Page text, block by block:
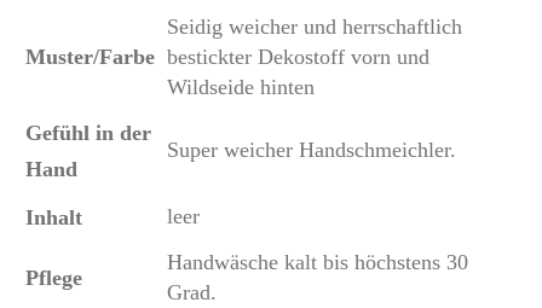
Muster/Farbe
Seidig weicher und herrschaftlich
bestickter Dekostoff vorn und
Wildseide hinten
Gefühl in der
Hand
Super weicher Handschmeichler.
Inhalt leer
Pflege
Handwäsche kalt bis höchstens 30
Grad.